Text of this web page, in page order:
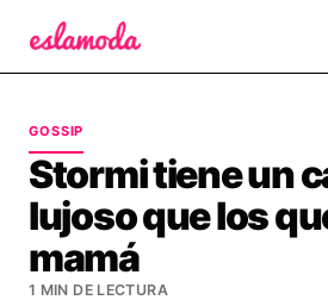
GOSSIP
Stormi tiene un
lujoso que los
mamá
1 MIN DE LECTURA